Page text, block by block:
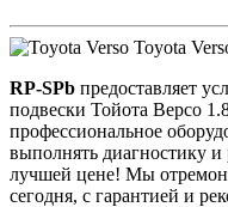
Toyota
RP-SPb предоставляет
подвески Тойота Версо
профессиональное
выполнять диагностику
лучшей цене! Мы
сегодня, с гарантией и